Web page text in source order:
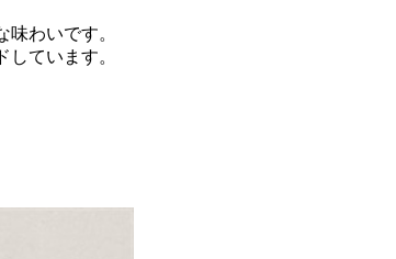
わいです。
ています。